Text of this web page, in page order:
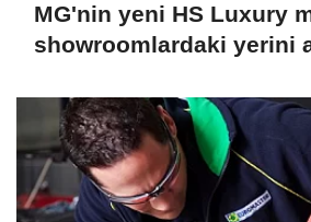
MG'nin yeni HS Luxury
showroomlardaki yerini